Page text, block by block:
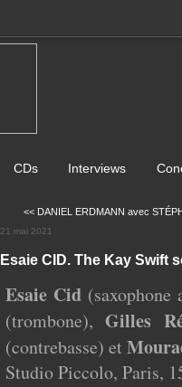
CDs Interviews
<< DANIEL ERDMANN avec
21 mai 2021
Esaie CID. The Kay Swift
Esaie Cid(saxophone
(trombone),Gilles
(contrebasse) et
Studio Piccolo, Paris,